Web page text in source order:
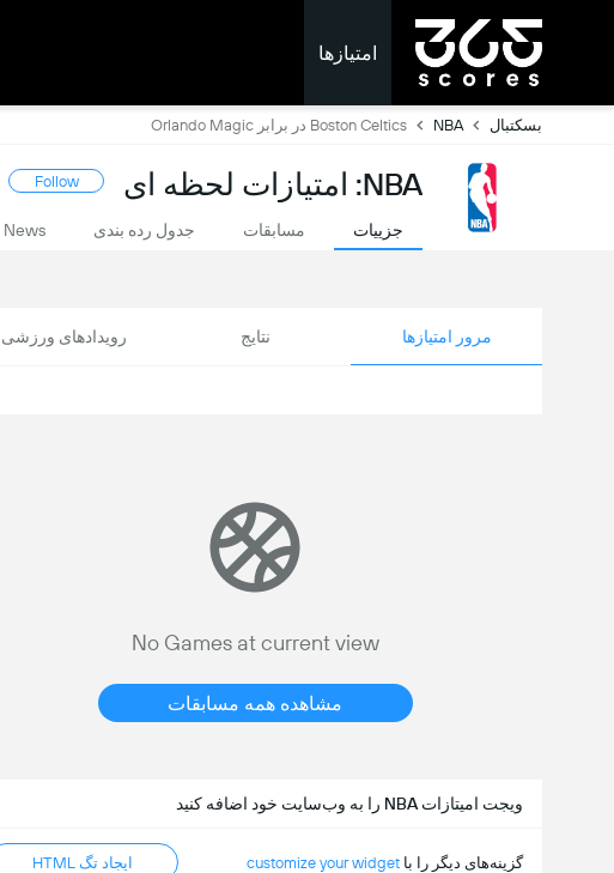
امتیازها
بسکتبال NBA Boston Celtics در برابر Orlando Magic
NBA: امتیازات لحظه ای Follow
جزییات مسابقات جدول رده بندی News
مرور امتیازها نتایج رویدادهای ورزشی
No Games at current view
مشاهده همه مسابقات
ویجت امیتازات NBA را به وب‌سایت خود اضافه کنید
گزینه‌های دیگر را با customize your widget ایجاد تگ HTML